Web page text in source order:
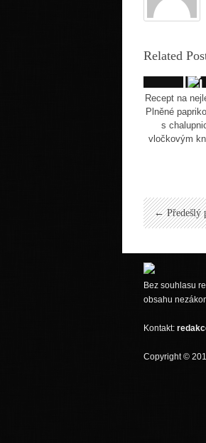
Related
Recept na
Plněné
s
vločkovým
← Předešlý
Bez souhlasu
obsahu
Kontakt:
Copyright ©